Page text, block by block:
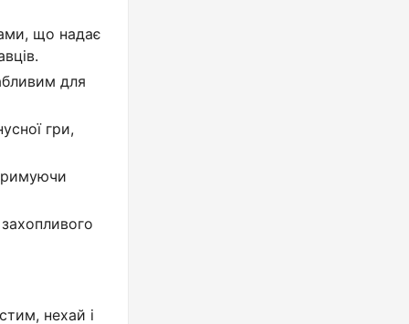
що надає
для
гри,
нехай і